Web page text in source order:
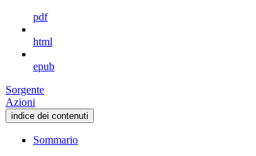
pdf
html
epub
Sorgente
Azioni
indice dei contenuti
Sommario